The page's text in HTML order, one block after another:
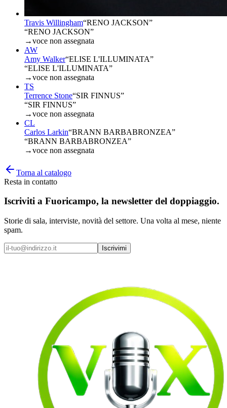
Travis Willingham“RENO JACKSON”
“RENO JACKSON”
→voce non assegnata
AW
Amy Walker“ELISE L'ILLUMINATA”
“ELISE L'ILLUMINATA”
→voce non assegnata
TS
Terrence Stone“SIR FINNUS”
“SIR FINNUS”
→voce non assegnata
CL
Carlos Larkin“BRANN BARBABRONZEA”
“BRANN BARBABRONZEA”
→voce non assegnata
Torna al catalogo
Resta in contatto
Iscriviti a Fuoricampo, la newsletter del doppiaggio.
Storie di sala, interviste, novità del settore. Una volta al mese, niente
spam.
Iscrivimi